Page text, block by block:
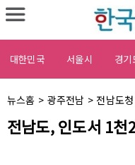
대한민국 서울시 경기
채
명
뉴스홈 > 광주전남 > 전남도청
기
사
전남도, 인도서 1